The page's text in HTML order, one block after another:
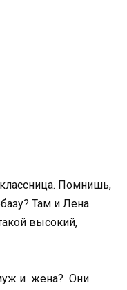
Помнишь,
Там и Лена
высокий,
и жена? Они